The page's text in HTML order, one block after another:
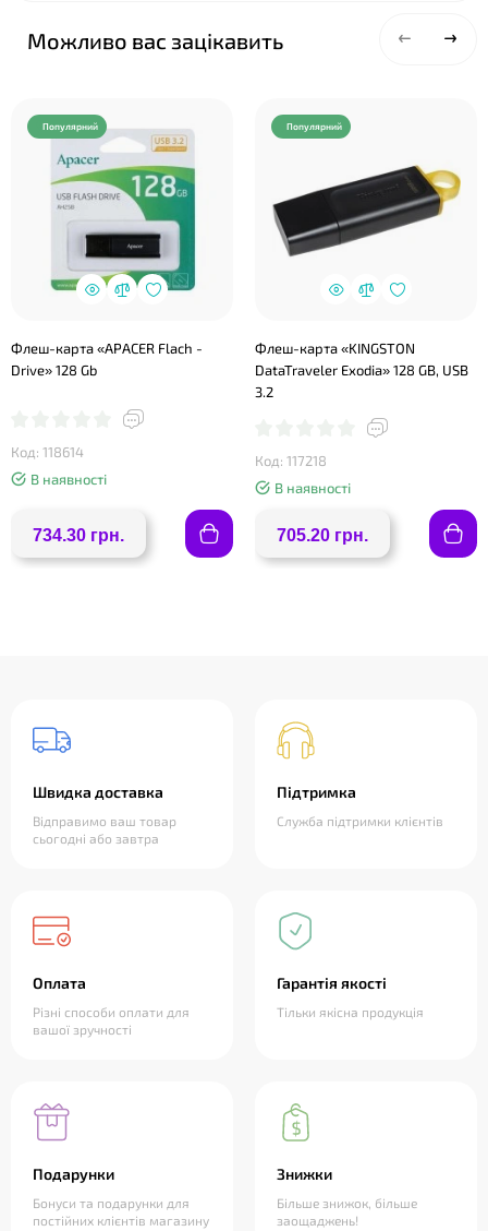
Можливо вас зацікавить
Популярний
Флеш-карта «APACER Flach -
Drive» 128 Gb
Код: 118614
В наявності
734.30 грн.
Популярний
Флеш-карта «KINGSTON
DataTraveler Exodia» 128 GB, USB
3.2
Код: 117218
В наявності
705.20 грн.
Швидка доставка
Відправимо ваш товар
сьогодні або завтра
Підтримка
Служба підтримки клієнтів
Оплата
Різні способи оплати для
вашої зручності
Гарантія якості
Тільки якісна продукція
Подарунки
Бонуси та подарунки для
постійних клієнтів магазину
Знижки
Більше знижок, більше
заощаджень!